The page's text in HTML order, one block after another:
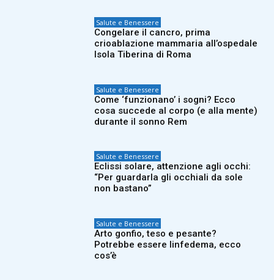
Salute e Benessere
Congelare il cancro, prima
crioablazione mammaria all’ospedale
Isola Tiberina di Roma
Salute e Benessere
Come ‘funzionano’ i sogni? Ecco
cosa succede al corpo (e alla mente)
durante il sonno Rem
Salute e Benessere
Eclissi solare, attenzione agli occhi:
“Per guardarla gli occhiali da sole
non bastano”
Salute e Benessere
Arto gonfio, teso e pesante?
Potrebbe essere linfedema, ecco
cos’è